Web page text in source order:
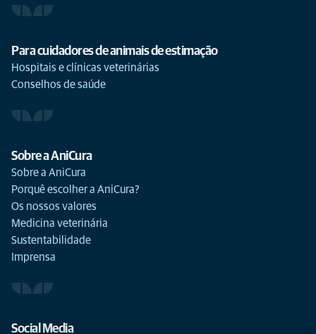
Para cuidadores de animais de estimação
Hospitais e clínicas veterinárias
Conselhos de saúde
Sobre a AniCura
Sobre a AniCura
Porquê escolher a AniCura?
Os nossos valores
Medicina veterinária
Sustentabilidade
Imprensa
Social Media